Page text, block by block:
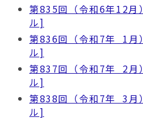
第835回（令和6年12月
ル]
第836回（令和7年 1月
ル]
第837回（令和7年 2月
ル]
第838回（令和7年 3月
ル]